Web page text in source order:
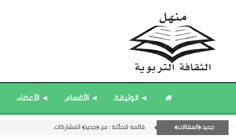
◄ الوثيقة. ◄ الأقسام. ◄ الأعضاء.
جديد ﴿المقالات﴾ قائمة مُحدَّثة : من ﴿جديد﴾ المشاركات.